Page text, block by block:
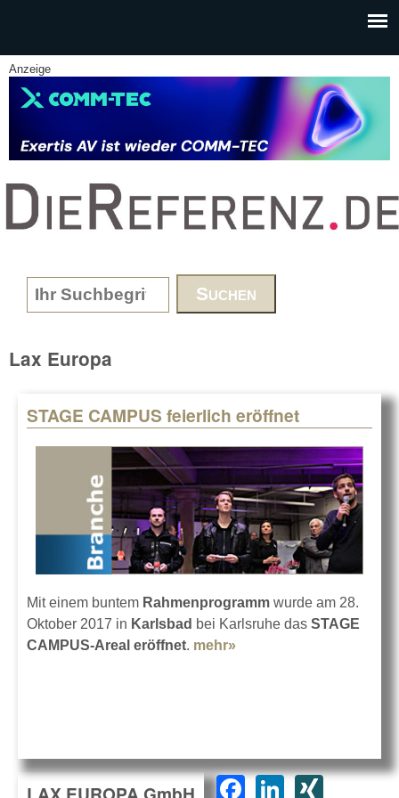
Anzeige
www.DieReferenz.de
Search form
Lax Europa
STAGE CAMPUS feierlich eröffnet
Mit einem buntem Rahmenprogramm wurde am 28.
Oktober 2017 in Karlsbad bei Karlsruhe das STAGE
CAMPUS-Areal eröffnet. mehr»
F
Li XI